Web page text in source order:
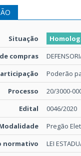
Situação
compras
Poderão
Processo
20/3000-
Edital
0046/2020
Pregão
normativo
LEI